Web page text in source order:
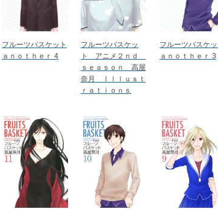
フルーツバスケット
ａｎｏｔｈｅｒ 4
フルーツバスケッ
ト アニメ２ｎｄ
ｓｅａｓｏｎ 高屋
奈月 Ｉｌｌｕｓｔ
ｒａｔｉｏｎｓ
フルーツバスケ
ａｎｏｔｈｅｒ 3